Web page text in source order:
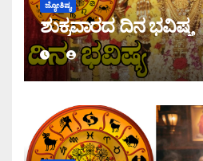
ಜ್ಯೋತಿಷ್ಯ
ಶುಕ್ರವಾರದ ದಿನ ಭವಿಷ್ಯ